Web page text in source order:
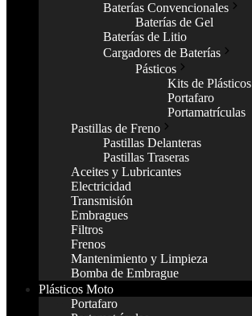
Baterías Convencionales
Baterías de Gel
Baterías de Litio
Cargadores de Baterías
Pásticos
Kits de Plásticos
Portafaro
Portamatrículas
Pastillas de Freno
Pastillas Delanteras
Pastillas Traseras
Aceites y Lubricantes
Electricidad
Transmisión
Embragues
Filtros
Frenos
Mantenimiento y Limpieza
Bomba de Embrague
Plásticos Moto
Portafaro